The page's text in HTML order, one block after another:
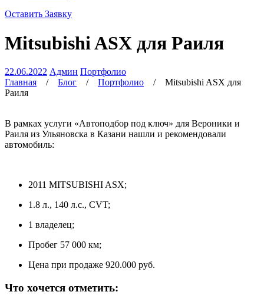
Оставить Заявку
Mitsubishi ASX для Раиля
22.06.2022 Админ Портфолио
Главная / Блог / Портфолио / Mitsubishi ASX для
Раиля
В рамках услуги «Автоподбор под ключ» для Вероники и
Раиля из Ульяновска в Казани нашли и рекомендовали
автомобиль:
2011 MITSUBISHI ASX;
1.8 л., 140 л.с., CVT;
1 владелец;
Пробег 57 000 км;
Цена при продаже 920.000 руб.
Что хочется отметить: